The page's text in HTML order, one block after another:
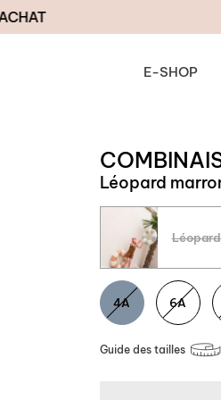
E-SHOP
Léopard
Taille
4A 6A
Guide des tailles